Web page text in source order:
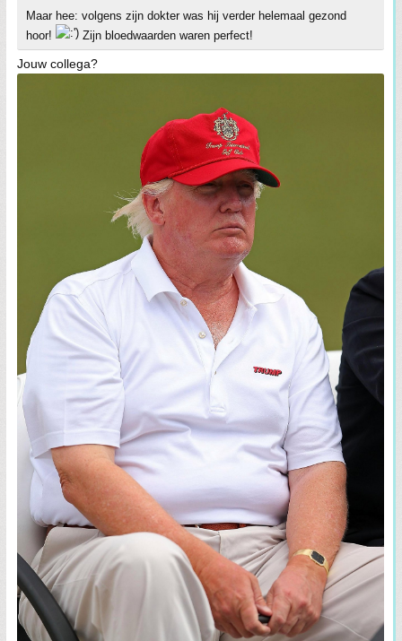
Maar hee: volgens zijn dokter was hij verder helemaal gezond
hoor!
Zijn bloedwaarden waren perfect!
Jouw collega?